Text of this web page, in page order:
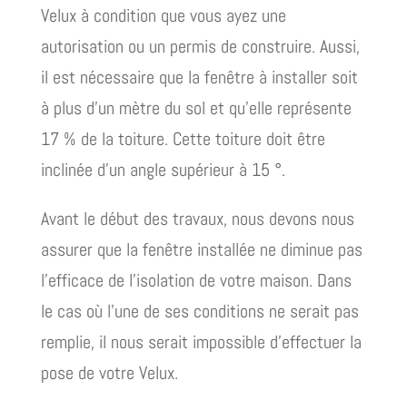
Velux à condition que vous ayez une
autorisation ou un permis de construire. Aussi,
il est nécessaire que la fenêtre à installer soit
à plus d’un mètre du sol et qu’elle représente
17 % de la toiture. Cette toiture doit être
inclinée d’un angle supérieur à 15 °.
Avant le début des travaux, nous devons nous
assurer que la fenêtre installée ne diminue pas
l’efficace de l’isolation de votre maison. Dans
le cas où l’une de ses conditions ne serait pas
remplie, il nous serait impossible d’effectuer la
pose de votre Velux.